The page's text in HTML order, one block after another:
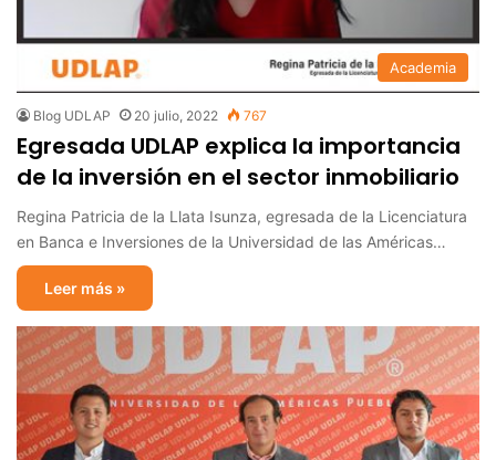
Academia
Blog UDLAP 20 julio, 2022 767
Egresada UDLAP explica la importancia
de la inversión en el sector inmobiliario
Regina Patricia de la Llata Isunza, egresada de la Licenciatura
en Banca e Inversiones de la Universidad de las Américas…
Leer más »